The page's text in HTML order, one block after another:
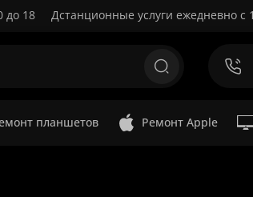
до 18 Дстанционные услуги ежедневно с
планшетов Ремонт Apple